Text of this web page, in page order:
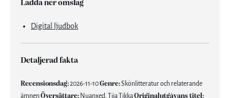
Ladda ner omslag
Digital ljudbok
Detaljerad fakta
Recensionsdag:2026-11-10Genre:Skönlitteratur och relaterande
ämnenÖversättare: Nuanxed, Tiia TikkaOriginalutgåvans titel: